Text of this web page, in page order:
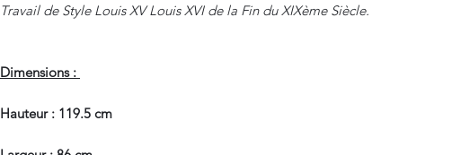
Travail de Style Louis XV Louis XVI de la Fin du XIXème Siècle.
Dimensions :
Hauteur : 119.5 cm